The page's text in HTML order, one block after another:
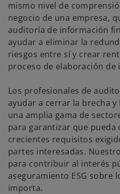
mismo nivel de
negocio de una empresa,
auditoría de información
ayudar a eliminar la
riesgos entre sí y crear
proceso de elaboración de
Los profesionales de
ayudar a cerrar la brecha
una amplia gama de
para garantizar que pueda
crecientes requisitos
partes interesadas.
para contribuir al interés
aseguramiento ESG sobre
importa.